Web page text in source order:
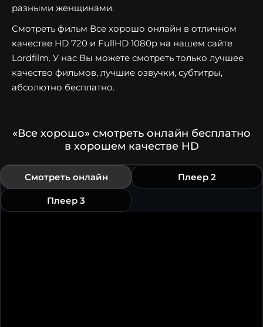
разными женщинами.
Смотреть фильм Все хорошо онлайн в отличном
качестве HD 720 и FullHD 1080p на нашем сайте
Lordfilm. У нас Вы можете смотреть только лучшее
качество фильмов, лучшие озвучки, субтитры,
абсолютно бесплатно.
«Все хорошо» смотреть онлайн бесплатно
в хорошем качестве HD
Смотреть онлайн Плеер 2
Плеер 3